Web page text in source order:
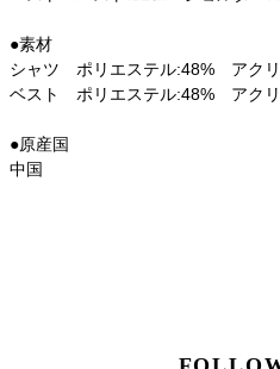
●素材
シャツ ポリエステル:48% アク
ベスト ポリエステル:48% アク
●原産国
中国